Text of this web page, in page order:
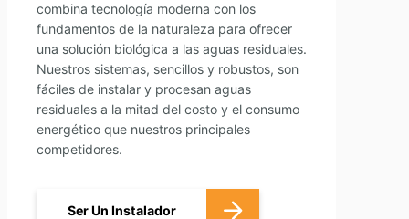
combina tecnología moderna con los
fundamentos de la naturaleza para ofrecer
una solución biológica a las aguas residuales.
Nuestros sistemas, sencillos y robustos, son
fáciles de instalar y procesan aguas
residuales a la mitad del costo y el consumo
energético que nuestros principales
competidores.
Ser Un Instalador